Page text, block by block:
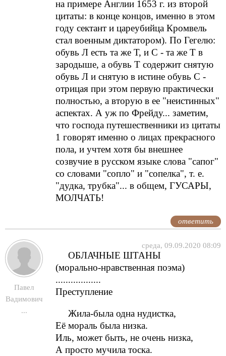
на примере Англии 1653 г. из второй
цитаты: в конце концов, именно в этом
году сектант и цареубийца Кромвель
стал военным диктатором). По Гегелю:
обувь Л есть та же Т, и С - та же Т в
зародыше, а обувь Т содержит снятую
обувь Л и снятую в истине обувь С -
отрицая при этом первую практически
полностью, а вторую в ее "неистинных"
аспектах. А уж по Фрейду... заметим,
что господа путешественники из цитаты
1 говорят именно о лицах прекрасного
пола, и учтем хотя бы внешнее
созвучие в русском языке слова "сапог"
со словами "сопло" и "сопелка", т. е.
"дудка, трубка"... в общем, ГУСАРЫ,
МОЛЧАТЬ!
ответить
Павел
Вадимович
...
среда, 09.09.2020 08:09
ОБЛАЧНЫЕ ШТАНЫ
(морально-нравственная поэма)
..................
Преступление
Жила-была одна нудистка,
Её мораль была низка.
Иль, может быть, не очень низка,
А просто мучила тоска.